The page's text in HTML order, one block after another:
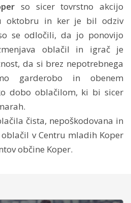
so sicer tovrstno akcijo
oktobru in ker je bil odziv
se odločili, da jo ponovijo
oblačil in igrač je
da si brez nepotrebnega
garderobo in obenem
dobo oblačilom, ki bi sicer
čista, nepoškodovana in
v Centru mladih Koper
občine Koper.